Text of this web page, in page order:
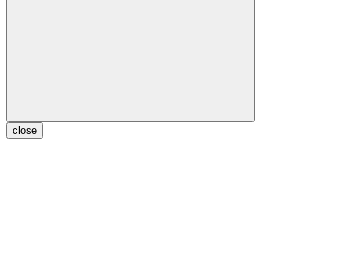
close